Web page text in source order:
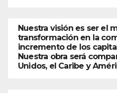
Nuestra visión es ser el
transformación en la
incremento de los
Nuestra obra será
Unidos, el Caribe y